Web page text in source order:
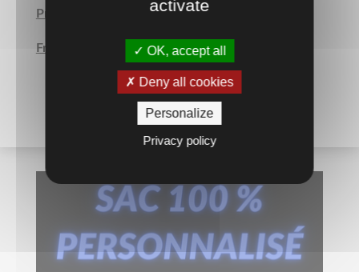
Prix Unitaire TTC
Frais de maquette en SUS.
activate
OK, accept all
Deny all cookies
Personalize
Privacy policy